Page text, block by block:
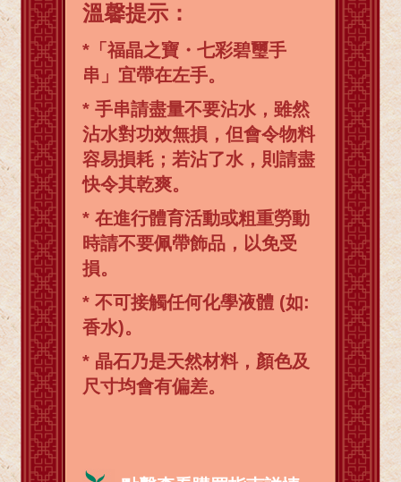
溫馨提示：
*「福晶之寶・七彩碧璽手
串」宜帶在左手。
* 手串請盡量不要沾水，雖然
沾水對功效無損，但會令物料
容易損耗；若沾了水，則請盡
快令其乾爽。
* 在進行體育活動或粗重勞動
時請不要佩帶飾品，以免受
損。
* 不可接觸任何化學液體 (如:
香水)。
* 晶石乃是天然材料，顏色及
尺寸均會有偏差。